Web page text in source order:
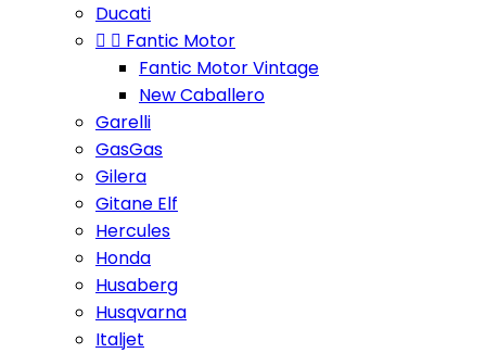
Ducati
  Fantic Motor
Fantic Motor Vintage
New Caballero
Garelli
GasGas
Gilera
Gitane Elf
Hercules
Honda
Husaberg
Husqvarna
Italjet